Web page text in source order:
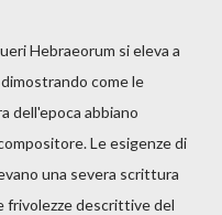
Hebraeorum si eleva a
come le
dell'epoca abbiano
Le esigenze di
una severa scrittura
frivolezze descrittive del